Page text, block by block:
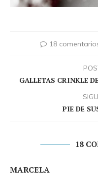
18
GALLETAS CRINKLE
PIE DE
18
MARCELA